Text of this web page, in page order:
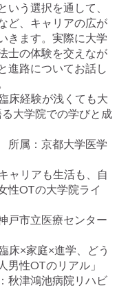
いう選択を通して、
ど、キャリアの広が
きます。実際に大学
士の体験を交えなが
進路についてお話し
経験が浅くても大
大学院での学びと成
属：京都大学医学
リアも⽣活も、⾃
性OTの⼤学院ライ
市⽴医療センター
×家庭×進学、どう
男性OTのリアル」
津鴻池病院リハビ